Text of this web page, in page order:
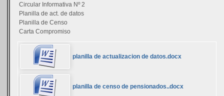
Circular Informativa Nº 2
Planilla de act. de datos
Planilla de Censo
Carta Compromiso
planilla de actualizacion de datos.docx
planilla de censo de pensionados..docx